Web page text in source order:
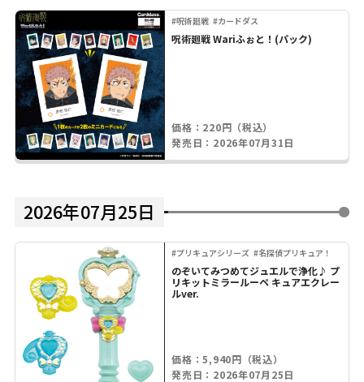
#呪術廻戦 #カードダス
呪術廻戦 Wariふぉと！(パック)
価格：220円（税込）
発売日：2026年07月31日
2026年07月25日
#プリキュアシリーズ #名探偵プリキュア！
のぞいてみつめてジュエルで浄化♪ プ
リキットミラールーペ キュアエクレー
ルver.
価格：5,940円（税込）
発売日：2026年07月25日